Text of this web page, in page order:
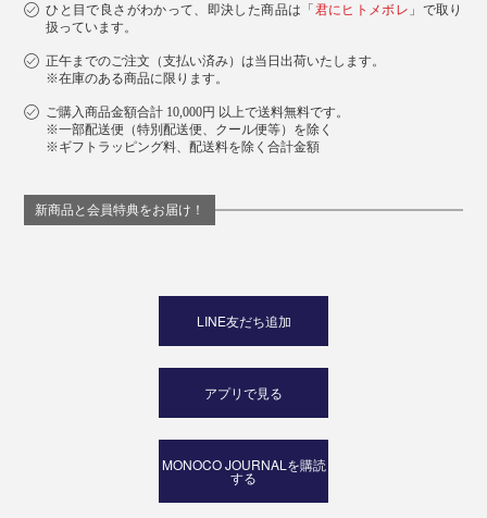
ひと目で良さがわかって、即決した商品は「 君にヒトメボレ 」で取り
扱っています。
正午までのご注文（支払い済み）は当日出荷いたします。
※在庫のある商品に限ります。
ご購入商品金額合計 10,000円 以上で送料無料です。
※一部配送便（特別配送便、クール便等）を除く
※ギフトラッピング料、配送料を除く合計金額
新商品と会員特典をお届け！
LINE友だち追加
アプリで見る
MONOCO JOURNALを購読
する